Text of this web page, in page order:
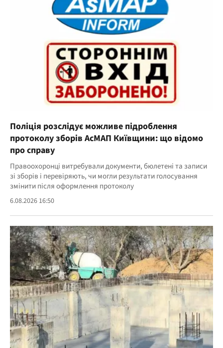
Поліція розслідує можливе підроблення
протоколу зборів АсМАП Київщини: що відомо
про справу
Правоохоронці витребували документи, бюлетені та записи
зі зборів і перевіряють, чи могли результати голосування
змінити після оформлення протоколу
6.08.2026 16:50